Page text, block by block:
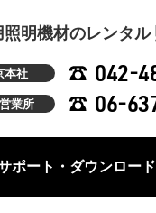
照明機材のレンタ
本社 042-
業所 06-
ポート・ダウンロード